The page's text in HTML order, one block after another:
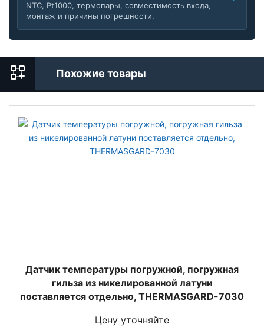
NTC, Pt1000, термопары, совместимость входа,
монтаж и причины погрешности.
Похожие товары
Датчик температуры погружной, погружная
гильза из никелированной латуни
поставляется отдельно, THERMASGARD-7030
Цену уточняйте